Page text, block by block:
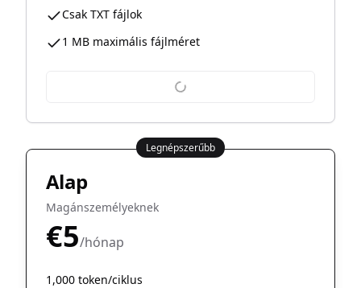
Csak TXT fájlok
1 MB maximális fájlméret
Legnépszerűbb
Alap
Magánszemélyeknek
€5/hónap
1,000 token/ciklus